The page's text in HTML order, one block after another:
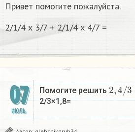
Привет помогите пожалуйста.
2/1/4 х 3/7 + 2/1/4 х 4/7 =
07
ИЮЛЬ
Помогите решить
2,4/3−
2/3×1,8=